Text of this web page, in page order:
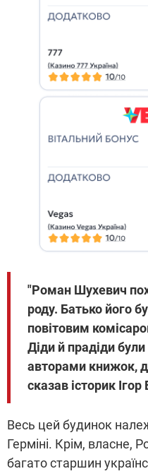
"Роман Шухевич
роду. Батько його
повітовим
Діди й прадіди
авторами книжок,
сказав історик Ігор
Весь цей будинок
Герміні. Крім, власне,
багато старшин